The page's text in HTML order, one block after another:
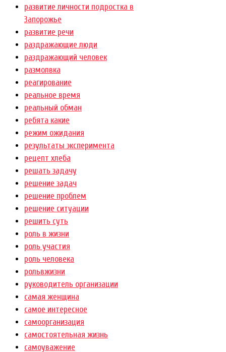
развитие личности подростка в
Запорожье
развитие речи
раздражающие люди
раздражающий человек
размолвка
реагирование
реальное время
реальный обман
ребята какие
режим ожидания
результаты эксперимента
рецепт хлеба
решать задачу
решение задач
решение проблем
решение ситуации
решить суть
роль в жизни
роль участия
роль человека
рольвжизни
руководитель организации
самая женщина
самое интересное
самоорганизация
самостоятельная жизнь
самоуважение